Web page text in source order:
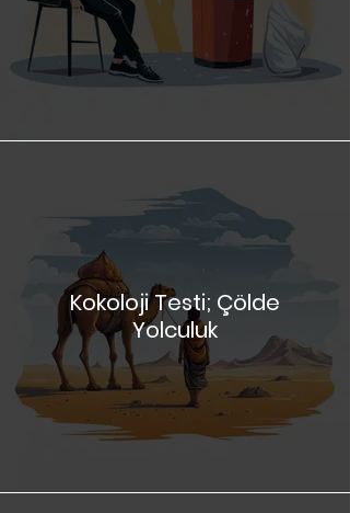
Kokoloji Testi; Sadece
İnsansınız
Kokoloji Testi; Çölde
Yolculuk